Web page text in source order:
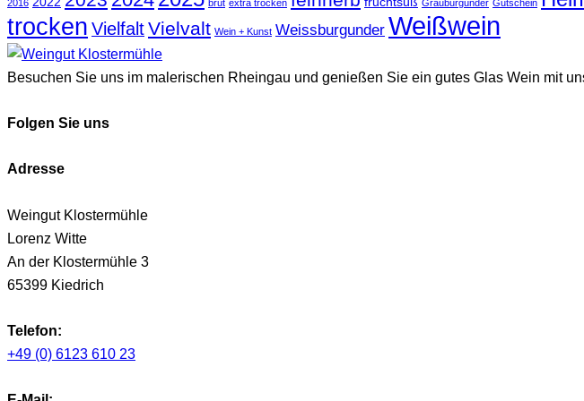
2016 brut extra trocken Grauburgunder Gutschein
trocken VielfaltVielvalt Wein + Kunst Weissburgunder Weißwein
Besuchen Sie uns im malerischen Rheingau und genießen Sie ein gutes Glas Wein mit
Folgen Sie uns
Adresse
Weingut Klostermühle
Lorenz Witte
An der Klostermühle 3
65399 Kiedrich
Telefon:
+49 (0) 6123 610 23